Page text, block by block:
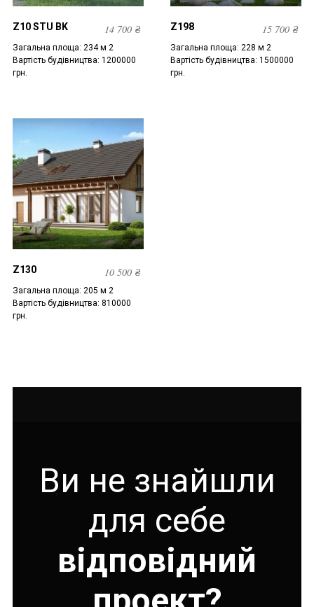
Z10 STU BK 14 700₴
Загальна площа: 234 м 2
Вартість будівництва: 1200000
грн.
Z198 15 700 ₴
Загальна площа: 228 м 2
Вартість будівництва: 1500000
грн.
Z130 10 500₴
Загальна площа: 205 м 2
Вартість будівництва: 810000
грн.
Ви не знайшли
для себе
відповідний